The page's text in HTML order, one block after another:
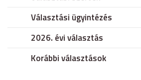
Választási ügyintézés
2026. évi választás
Korábbi választások